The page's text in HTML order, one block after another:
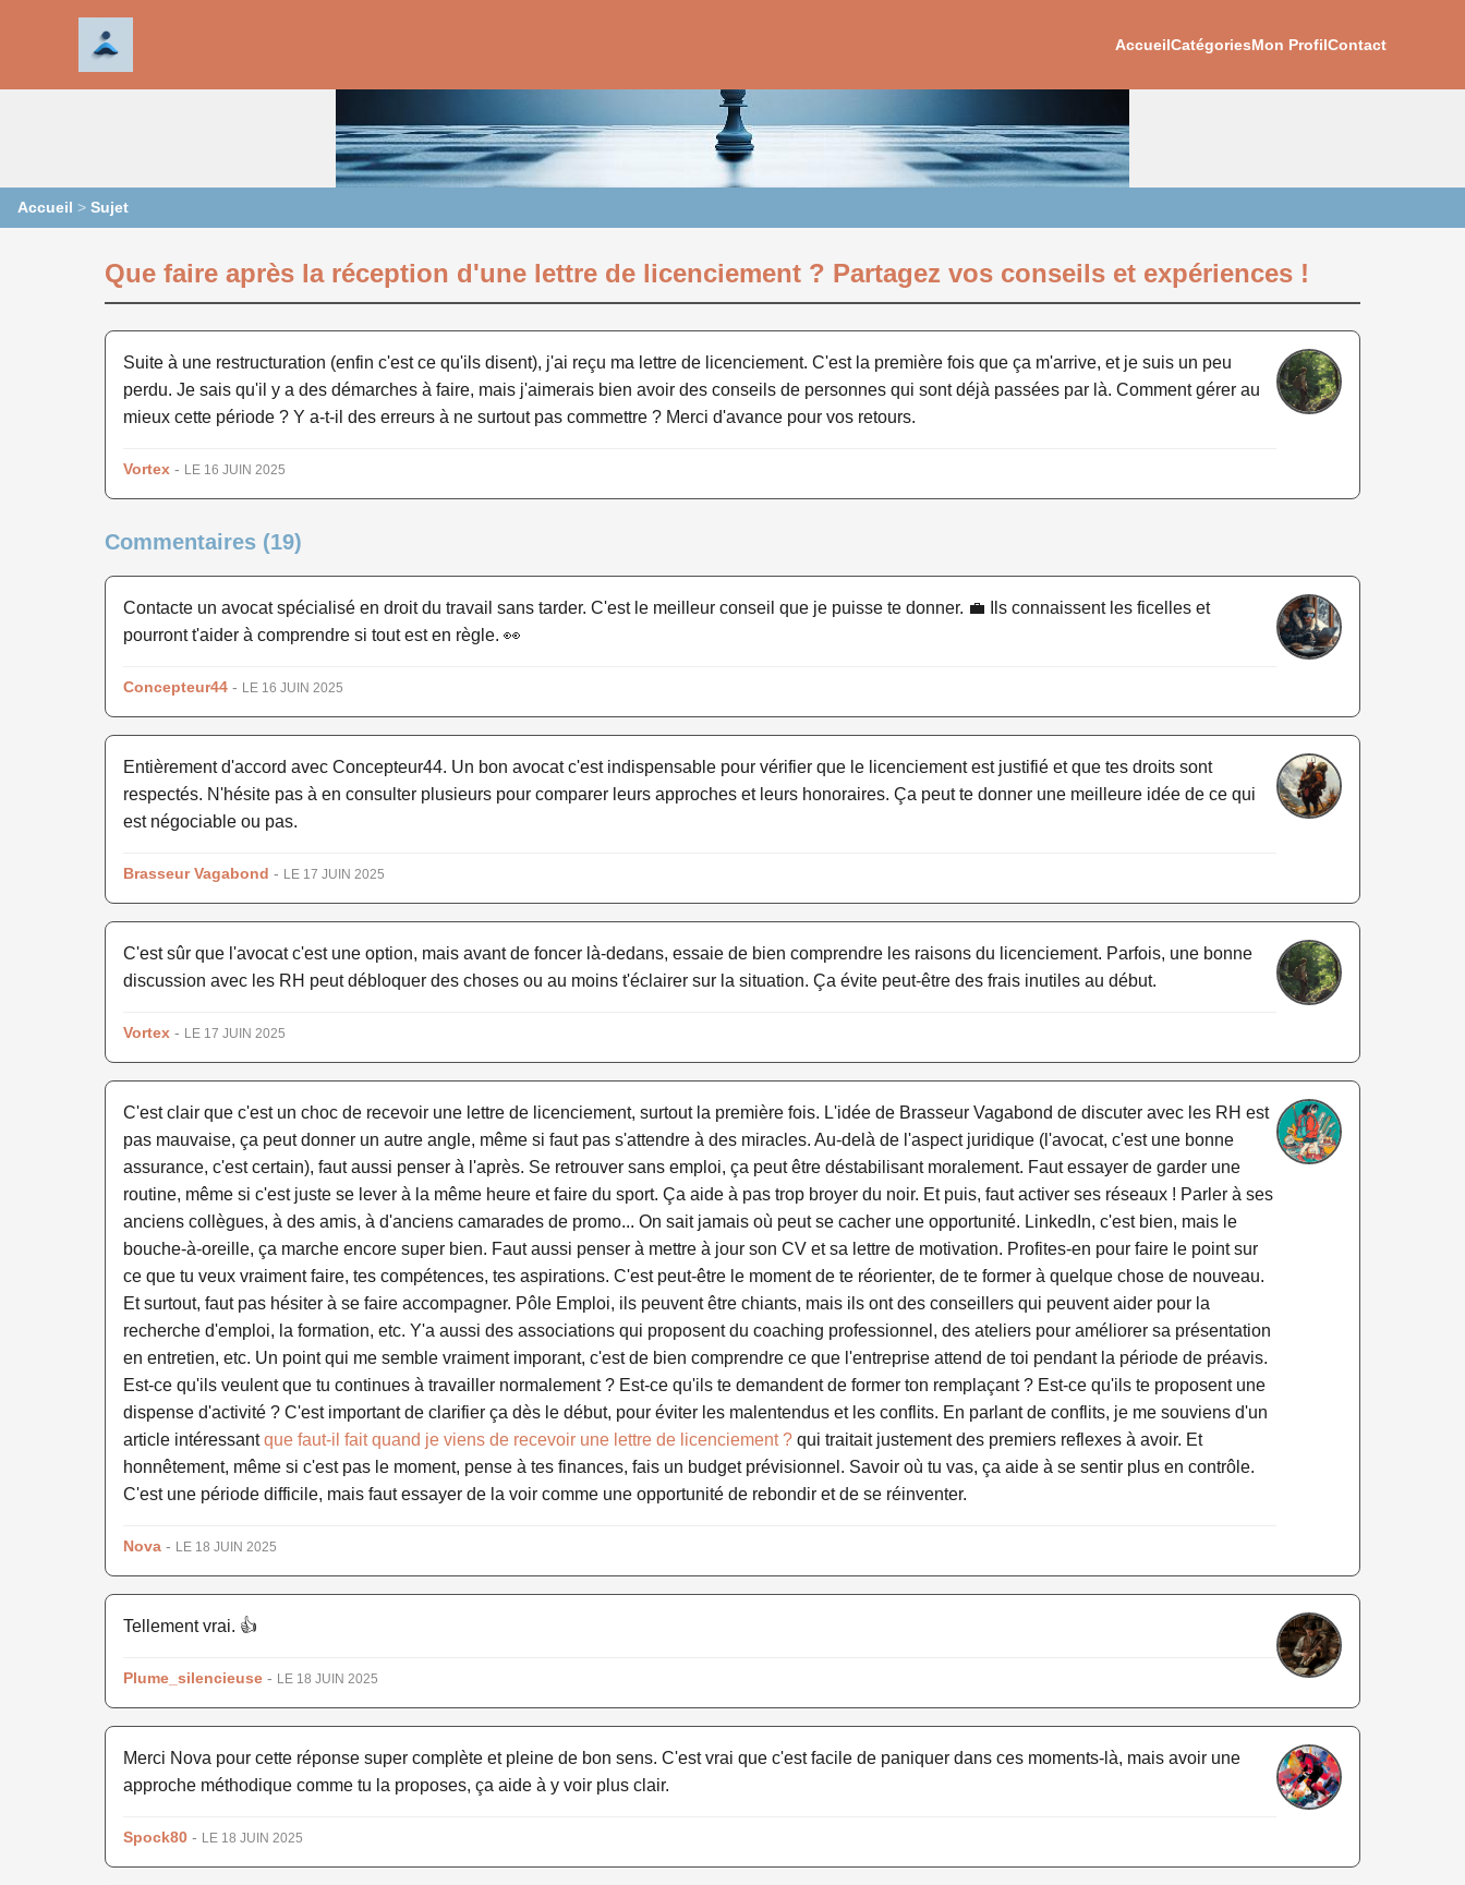
AccueilCatégoriesMon ProfilContact
Accueil > Sujet
Que faire après la réception d'une lettre de licenciement ? Partagez vos conseils et expériences !
Suite à une restructuration (enfin c'est ce qu'ils disent), j'ai reçu ma lettre de licenciement. C'est la première fois que ça m'arrive, et je suis un peu
perdu. Je sais qu'il y a des démarches à faire, mais j'aimerais bien avoir des conseils de personnes qui sont déjà passées par là. Comment gérer au
mieux cette période ? Y a-t-il des erreurs à ne surtout pas commettre ? Merci d'avance pour vos retours.
Vortex - LE 16 JUIN 2025
Commentaires (19)
Contacte un avocat spécialisé en droit du travail sans tarder. C'est le meilleur conseil que je puisse te donner. 💼 Ils connaissent les ficelles et
pourront t'aider à comprendre si tout est en règle. 👀
Concepteur44 - LE 16 JUIN 2025
Entièrement d'accord avec Concepteur44. Un bon avocat c'est indispensable pour vérifier que le licenciement est justifié et que tes droits sont
respectés. N'hésite pas à en consulter plusieurs pour comparer leurs approches et leurs honoraires. Ça peut te donner une meilleure idée de ce qui
est négociable ou pas.
Brasseur Vagabond - LE 17 JUIN 2025
C'est sûr que l'avocat c'est une option, mais avant de foncer là-dedans, essaie de bien comprendre les raisons du licenciement. Parfois, une bonne
discussion avec les RH peut débloquer des choses ou au moins t'éclairer sur la situation. Ça évite peut-être des frais inutiles au début.
Vortex - LE 17 JUIN 2025
C'est clair que c'est un choc de recevoir une lettre de licenciement, surtout la première fois. L'idée de Brasseur Vagabond de discuter avec les RH est
pas mauvaise, ça peut donner un autre angle, même si faut pas s'attendre à des miracles. Au-delà de l'aspect juridique (l'avocat, c'est une bonne
assurance, c'est certain), faut aussi penser à l'après. Se retrouver sans emploi, ça peut être déstabilisant moralement. Faut essayer de garder une
routine, même si c'est juste se lever à la même heure et faire du sport. Ça aide à pas trop broyer du noir. Et puis, faut activer ses réseaux ! Parler à ses
anciens collègues, à des amis, à d'anciens camarades de promo... On sait jamais où peut se cacher une opportunité. LinkedIn, c'est bien, mais le
bouche-à-oreille, ça marche encore super bien. Faut aussi penser à mettre à jour son CV et sa lettre de motivation. Profites-en pour faire le point sur
ce que tu veux vraiment faire, tes compétences, tes aspirations. C'est peut-être le moment de te réorienter, de te former à quelque chose de nouveau.
Et surtout, faut pas hésiter à se faire accompagner. Pôle Emploi, ils peuvent être chiants, mais ils ont des conseillers qui peuvent aider pour la
recherche d'emploi, la formation, etc. Y'a aussi des associations qui proposent du coaching professionnel, des ateliers pour améliorer sa présentation
en entretien, etc. Un point qui me semble vraiment imporant, c'est de bien comprendre ce que l'entreprise attend de toi pendant la période de préavis.
Est-ce qu'ils veulent que tu continues à travailler normalement ? Est-ce qu'ils te demandent de former ton remplaçant ? Est-ce qu'ils te proposent une
dispense d'activité ? C'est important de clarifier ça dès le début, pour éviter les malentendus et les conflits. En parlant de conflits, je me souviens d'un
article intéressantque faut-il fait quand je viens de recevoir une lettre de licenciement ? qui traitait justement des premiers reflexes à avoir. Et
honnêtement, même si c'est pas le moment, pense à tes finances, fais un budget prévisionnel. Savoir où tu vas, ça aide à se sentir plus en contrôle.
C'est une période difficile, mais faut essayer de la voir comme une opportunité de rebondir et de se réinventer.
Nova - LE 18 JUIN 2025
Tellement vrai. 👍
Plume_silencieuse - LE 18 JUIN 2025
Merci Nova pour cette réponse super complète et pleine de bon sens. C'est vrai que c'est facile de paniquer dans ces moments-là, mais avoir une
approche méthodique comme tu la proposes, ça aide à y voir plus clair.
Spock80 - LE 18 JUIN 2025